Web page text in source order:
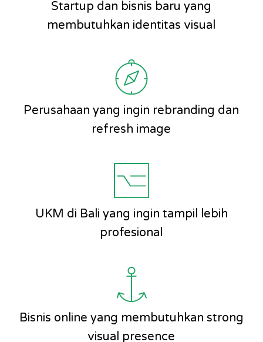
Startup dan bisnis baru yang
membutuhkan identitas visual
Perusahaan yang ingin rebranding dan
refresh image
UKM di Bali yang ingin tampil lebih
profesional
Bisnis online yang membutuhkan strong
visual presence